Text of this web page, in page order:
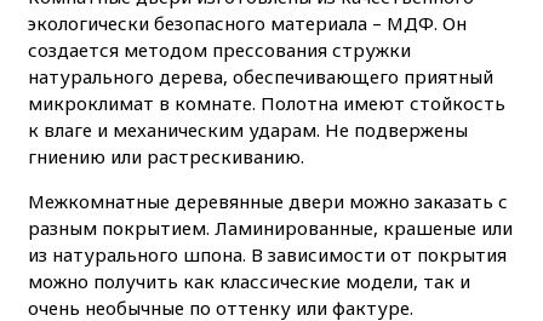
экологически безопасного материала – МДФ. Он
создается методом прессования стружки
натурального дерева, обеспечивающего приятный
микроклимат в комнате. Полотна имеют стойкость
к влаге и механическим ударам. Не подвержены
гниению или растрескиванию.
Межкомнатные деревянные двери можно заказать с
разным покрытием. Ламинированные, крашеные или
из натурального шпона. В зависимости от покрытия
можно получить как классические модели, так и
очень необычные по оттенку или фактуре.